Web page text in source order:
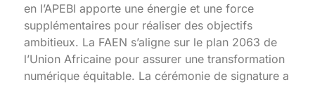
en l’APEBI apporte une énergie et une force
supplémentaires pour réaliser des objectifs
ambitieux. La FAEN s’aligne sur le plan 2063 de
l’Union Africaine pour assurer une transformation
numérique équitable. La cérémonie de signature a